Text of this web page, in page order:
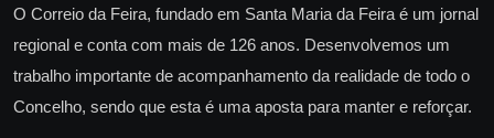
O Correio da Feira, fundado em Santa Maria da Feira é um jornal
regional e conta com mais de 126 anos. Desenvolvemos um
trabalho importante de acompanhamento da realidade de todo o
Concelho, sendo que esta é uma aposta para manter e reforçar.